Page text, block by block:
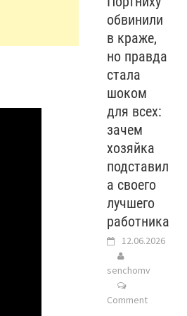
обвинили
в краже,
но правда
стала
шоком
для всех:
зачем
хозяйка
подставил
а своего
лучшего
работника
12.06.2026
senchomv
Comment